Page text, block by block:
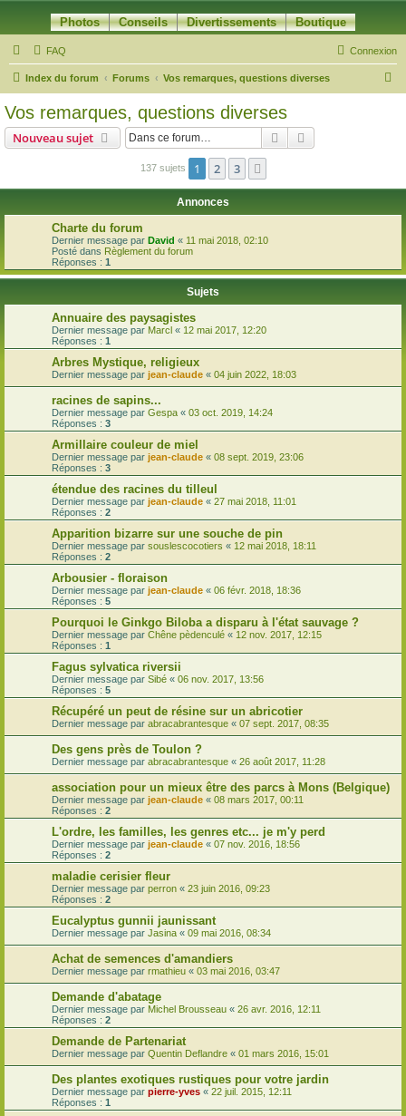
Photos Conseils Divertissements Boutique
FAQ Connexion
Index du forum Forums Vos remarques, questions diverses
r
Vos remarques, questions diverses
Nouveau sujet Rechercher
137 sujets 1 2 3
Annonces
Charte du forum
Dernier message par David « 11 mai 2018, 02:10
Posté dans Règlement du forum
Réponses : 1
Sujets
Annuaire des paysagistes
Dernier message par Marcl « 12 mai 2017, 12:20
Réponses : 1
Arbres Mystique, religieux
Dernier message par jean-claude « 04 juin 2022, 18:03
racines de sapins...
Dernier message par Gespa « 03 oct. 2019, 14:24
Réponses : 3
Armillaire couleur de miel
Dernier message par jean-claude « 08 sept. 2019, 23:06
Réponses : 3
étendue des racines du tilleul
Dernier message par jean-claude « 27 mai 2018, 11:01
Réponses : 2
Apparition bizarre sur une souche de pin
Dernier message par souslescocotiers « 12 mai 2018, 18:11
Réponses : 2
Arbousier - floraison
Dernier message par jean-claude « 06 févr. 2018, 18:36
Réponses : 5
Pourquoi le Ginkgo Biloba a disparu à l'état sauvage ?
Dernier message par Chêne pèdenculé « 12 nov. 2017, 12:15
Réponses : 1
Fagus sylvatica riversii
Dernier message par Sibé « 06 nov. 2017, 13:56
Réponses : 5
Récupéré un peut de résine sur un abricotier
Dernier message par abracabrantesque « 07 sept. 2017, 08:35
Des gens près de Toulon ?
Dernier message par abracabrantesque « 26 août 2017, 11:28
association pour un mieux être des parcs à Mons (Belgique)
Dernier message par jean-claude « 08 mars 2017, 00:11
Réponses : 2
L'ordre, les familles, les genres etc... je m'y perd
Dernier message par jean-claude « 07 nov. 2016, 18:56
Réponses : 2
maladie cerisier fleur
Dernier message par perron « 23 juin 2016, 09:23
Réponses : 2
Eucalyptus gunnii jaunissant
Dernier message par Jasina « 09 mai 2016, 08:34
Achat de semences d'amandiers
Dernier message par rmathieu « 03 mai 2016, 03:47
Demande d'abatage
Dernier message par Michel Brousseau « 26 avr. 2016, 12:11
Réponses : 2
Demande de Partenariat
Dernier message par Quentin Deflandre « 01 mars 2016, 15:01
Des plantes exotiques rustiques pour votre jardin
Dernier message par pierre-yves « 22 juil. 2015, 12:11
Réponses : 1